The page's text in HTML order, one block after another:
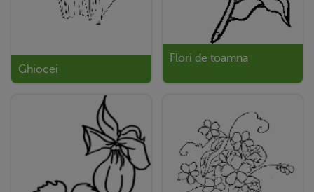
Ghiocei
Flori de toamna